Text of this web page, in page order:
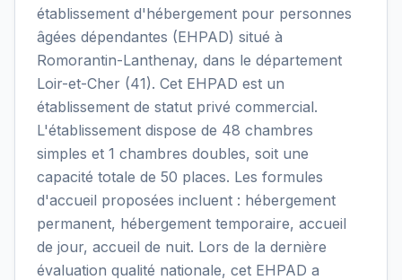
établissement d'hébergement pour personnes
âgées dépendantes (EHPAD) situé à
Romorantin-Lanthenay, dans le département
Loir-et-Cher (41). Cet EHPAD est un
établissement de statut privé commercial.
L'établissement dispose de 48 chambres
simples et 1 chambres doubles, soit une
capacité totale de 50 places. Les formules
d'accueil proposées incluent : hébergement
permanent, hébergement temporaire, accueil
de jour, accueil de nuit. Lors de la dernière
évaluation qualité nationale, cet EHPAD a